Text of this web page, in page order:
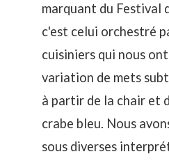
marquant du Festival
c'est celui orchestré
cuisiniers qui nous
variation de mets
à partir de la chair et
crabe bleu. Nous
sous diverses